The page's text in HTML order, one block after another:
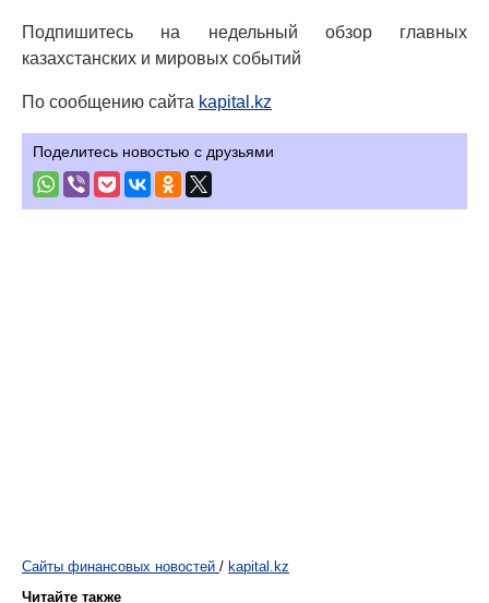
Подпишитесь на недельный обзор главных
казахстанских и мировых событий
По сообщению сайта kapital.kz
Поделитесь новостью с друзьями
Сайты финансовых новостей / kapital.kz
Читайте также